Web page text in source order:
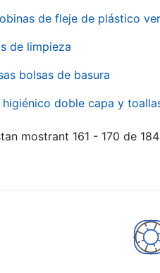
de fleje de plástico
de limpieza
bolsas de basura
higiénico doble capa y
mostrant 161 - 170 de